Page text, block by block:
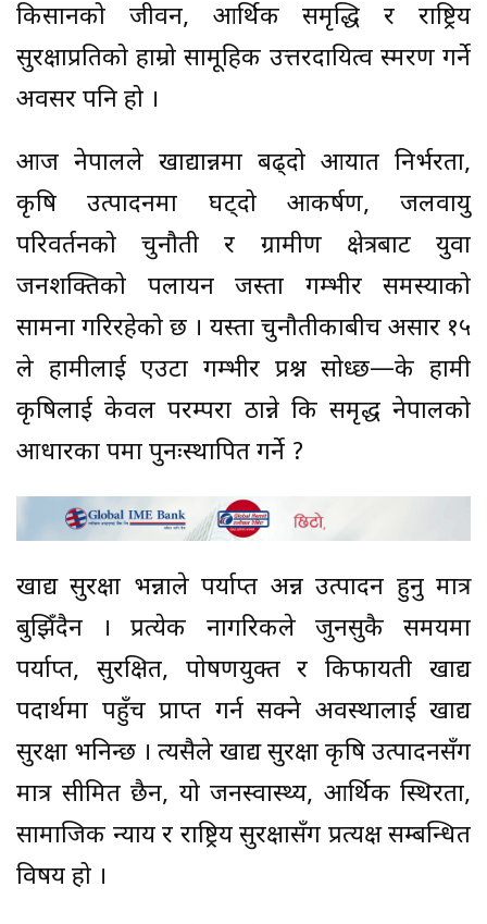
किसानको जीवन, आर्थिक समृद्धि र राष्ट्रिय
सुरक्षाप्रतिको हाम्रो सामूहिक उत्तरदायित्व स्मरण गर्ने
अवसर पनि हो ।
आज नेपालले खाद्यान्नमा बढ्दो आयात निर्भरता,
कृषि उत्पादनमा घट्दो आकर्षण, जलवायु
परिवर्तनको चुनौती र ग्रामीण क्षेत्रबाट युवा
जनशक्तिको पलायन जस्ता गम्भीर समस्याको
सामना गरिरहेको छ । यस्ता चुनौतीकाबीच असार १५
ले हामीलाई एउटा गम्भीर प्रश्न सोध्छ—के हामी
कृषिलाई केवल परम्परा ठान्ने कि समृद्ध नेपालको
आधारका रूपमा पुनःस्थापित गर्ने ?
खाद्य सुरक्षा भन्नाले पर्याप्त अन्न उत्पादन हुनु मात्र
बुझिँदैन । प्रत्येक नागरिकले जुनसुकै समयमा
पर्याप्त, सुरक्षित, पोषणयुक्त र किफायती खाद्य
पदार्थमा पहुँच प्राप्त गर्न सक्ने अवस्थालाई खाद्य
सुरक्षा भनिन्छ । त्यसैले खाद्य सुरक्षा कृषि उत्पादनसँग
मात्र सीमित छैन, यो जनस्वास्थ्य, आर्थिक स्थिरता,
सामाजिक न्याय र राष्ट्रिय सुरक्षासँग प्रत्यक्ष सम्बन्धित
विषय हो ।